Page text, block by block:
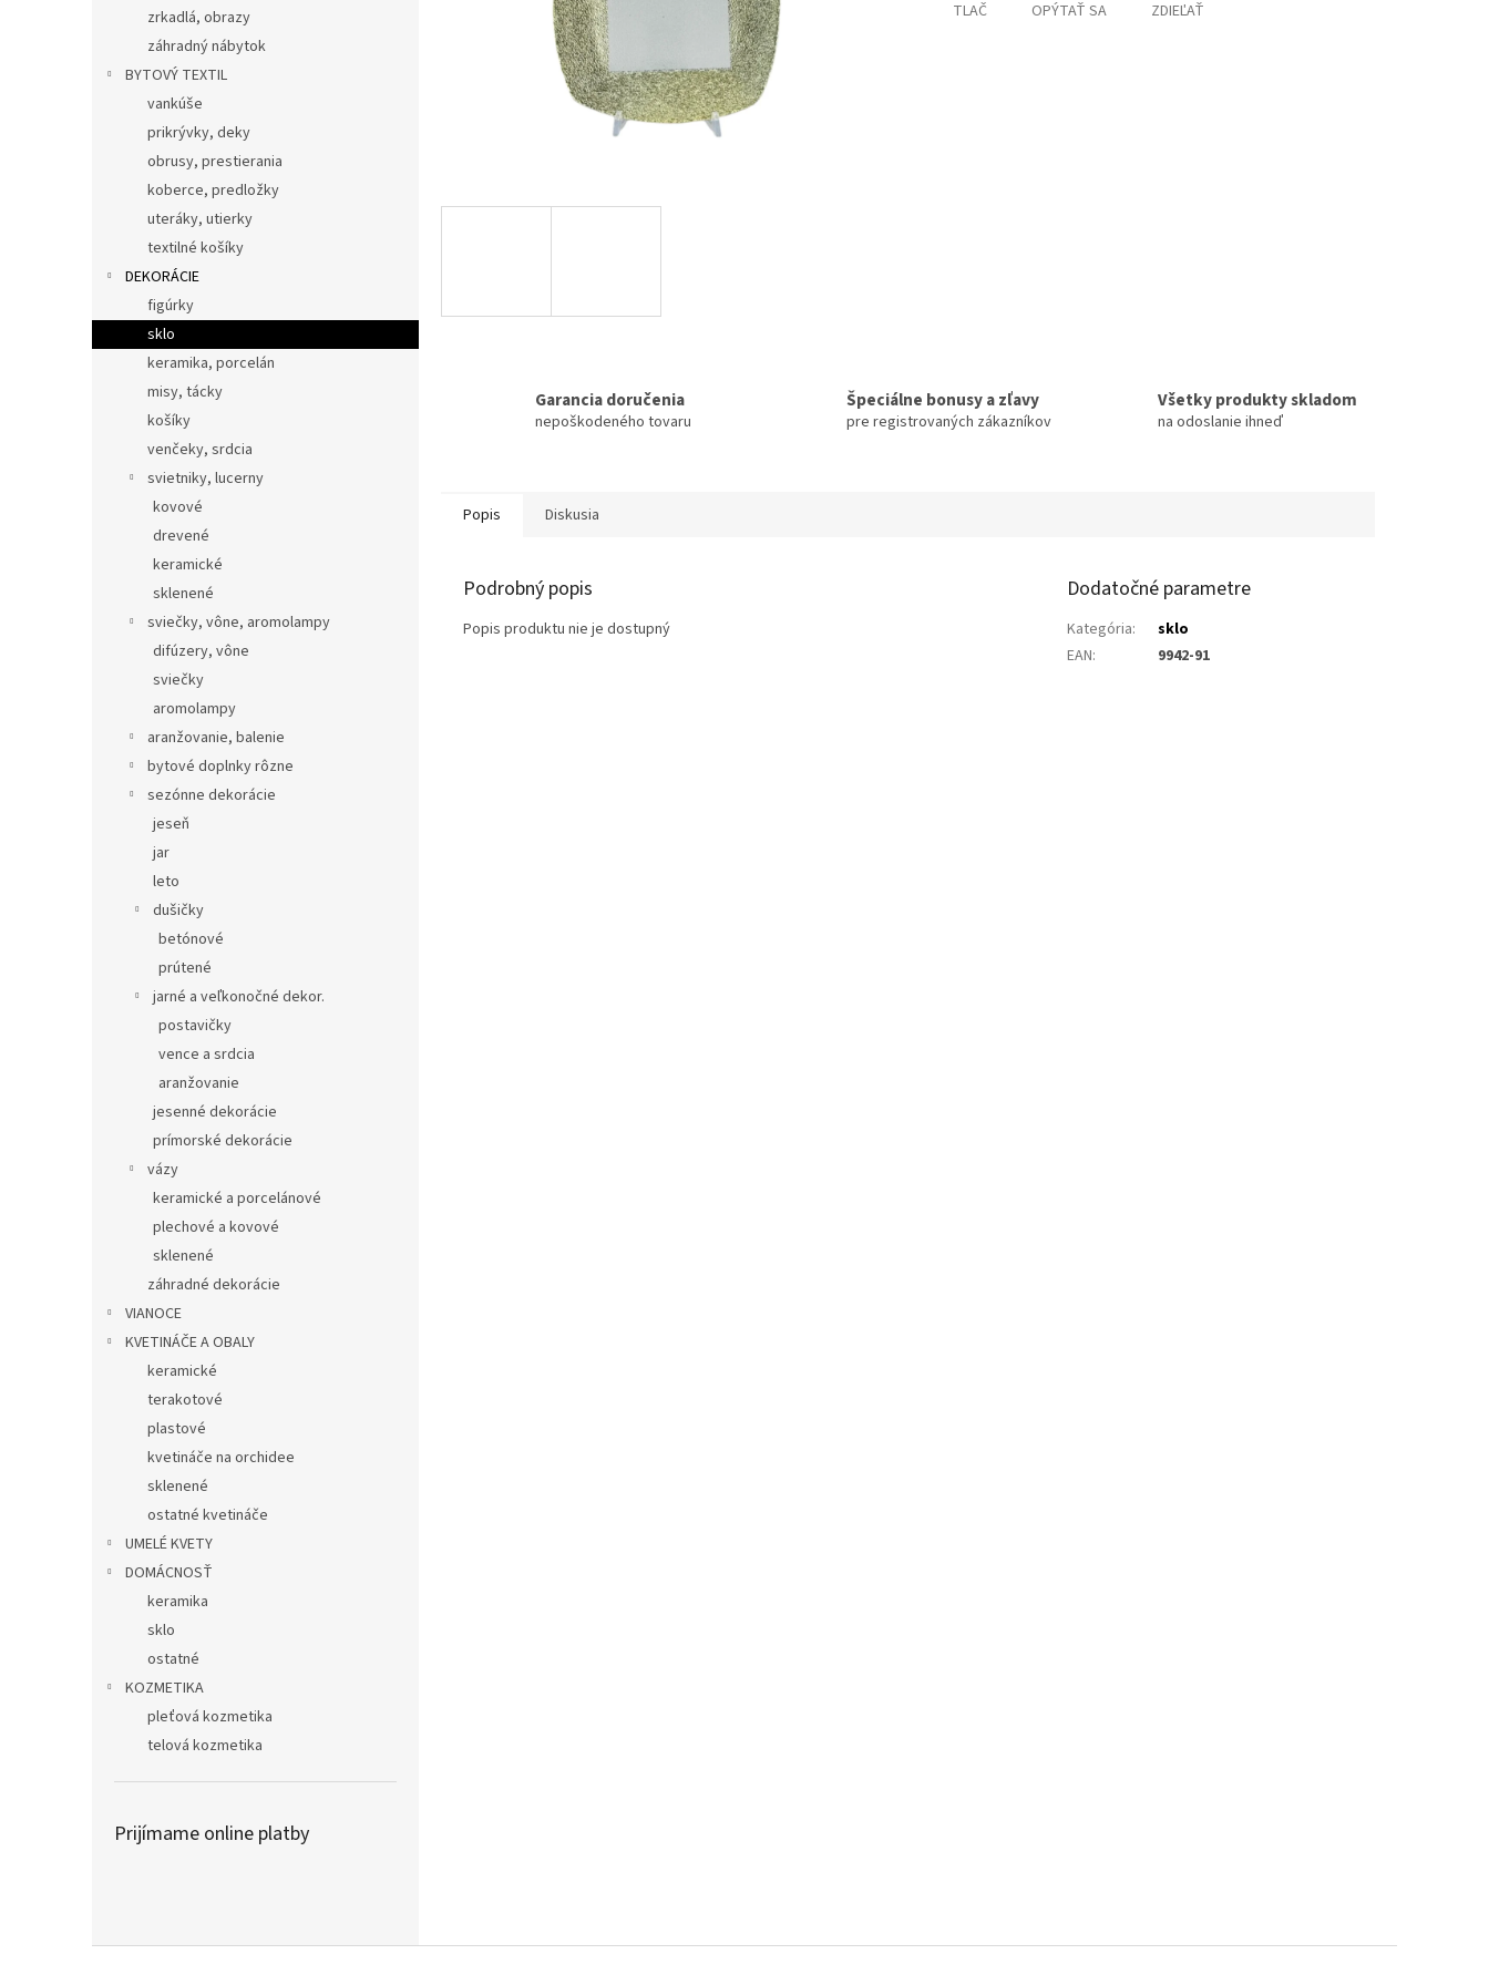
zrkadlá, obrazy
záhradný nábytok
BYTOVÝ TEXTIL
vankúše
prikrývky, deky
obrusy, prestierania
koberce, predložky
uteráky, utierky
textilné košíky
DEKORÁCIE
figúrky
sklo
keramika, porcelán
misy, tácky
košíky
venčeky, srdcia
svietniky, lucerny
kovové
drevené
keramické
sklenené
sviečky, vône, aromolampy
difúzery, vône
sviečky
aromolampy
aranžovanie, balenie
bytové doplnky rôzne
sezónne dekorácie
jeseň
jar
leto
dušičky
betónové
prútené
jarné a veľkonočné dekor.
postavičky
vence a srdcia
aranžovanie
jesenné dekorácie
prímorské dekorácie
vázy
keramické a porcelánové
plechové a kovové
sklenené
záhradné dekorácie
VIANOCE
KVETINÁČE A OBALY
keramické
terakotové
plastové
kvetináče na orchidee
sklenené
ostatné kvetináče
UMELÉ KVETY
DOMÁCNOSŤ
keramika
sklo
ostatné
KOZMETIKA
pleťová kozmetika
telová kozmetika
Prijímame online platby
TLAČ OPÝTAŤ SA ZDIEĽAŤ
Garancia doručenia
nepoškodeného tovaru
Špeciálne bonusy a zľavy
pre registrovaných zákazníkov
Všetky produkty skladom
na odoslanie ihneď
Popis Diskusia
Podrobný popis
Popis produktu nie je dostupný
Dodatočné parametre
Kategória:
sklo
EAN: 9942-91